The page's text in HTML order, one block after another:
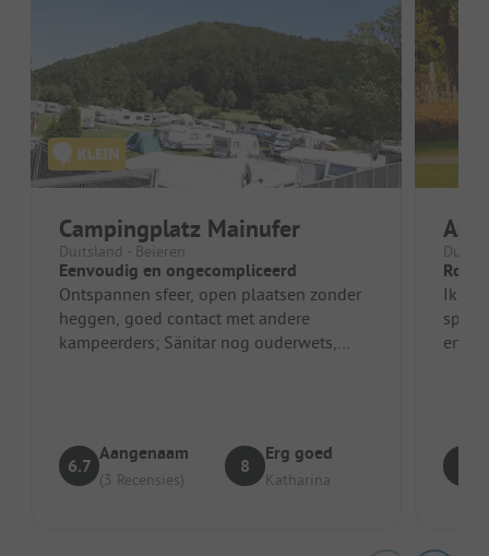
Campingplatz Mainufer
Duitsland - Beieren
Eenvoudig en ongecompliceerd
Ontspannen sfeer, open plaatsen zonder
heggen, goed contact met andere
kampeerders; Sänitar nog ouderwets,
6.7
Aangenaam
(3 Recensies)
8
Erg goed
Katharina
Ik
en